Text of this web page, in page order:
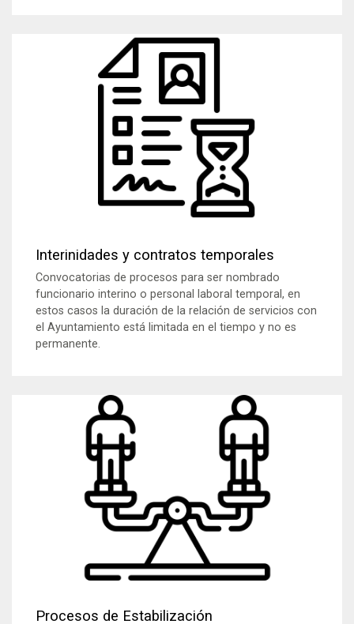
Interinidades y contratos temporales
Convocatorias de procesos para ser nombrado
funcionario interino o personal laboral temporal, en
estos casos la duración de la relación de servicios con
el Ayuntamiento está limitada en el tiempo y no es
permanente.
Procesos de Estabilización